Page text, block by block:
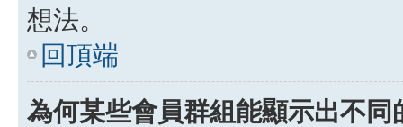
想法。
回頂端
為何某些會員群組能顯示出不同